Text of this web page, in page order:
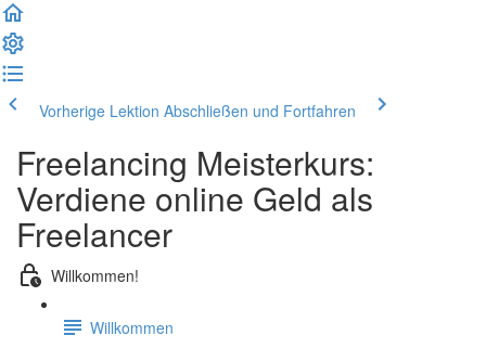
Vorherige Lektion Abschließen und Fortfahren
Freelancing Meisterkurs:
Verdiene online Geld als
Freelancer
Willkommen!
Willkommen